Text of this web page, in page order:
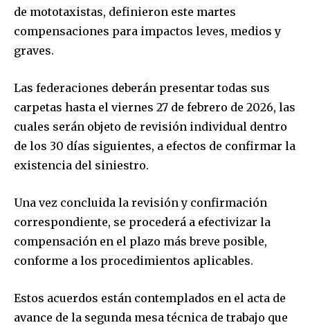
de mototaxistas, definieron este martes
compensaciones para impactos leves, medios y
graves.
Las federaciones deberán presentar todas sus
carpetas hasta el viernes 27 de febrero de 2026, las
cuales serán objeto de revisión individual dentro
de los 30 días siguientes, a efectos de confirmar la
existencia del siniestro.
Una vez concluida la revisión y confirmación
correspondiente, se procederá a efectivizar la
compensación en el plazo más breve posible,
conforme a los procedimientos aplicables.
Estos acuerdos están contemplados en el acta de
avance de la segunda mesa técnica de trabajo que